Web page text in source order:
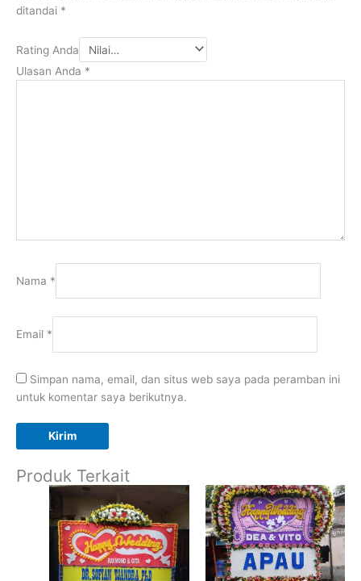
ditandai *
Rating Anda
Ulasan Anda *
Nama *
Email *
Simpan nama, email, dan situs web saya pada peramban ini
untuk komentar saya berikutnya.
Produk Terkait